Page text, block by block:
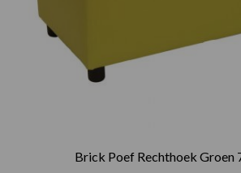
Brick Poef Rechthoek Groen